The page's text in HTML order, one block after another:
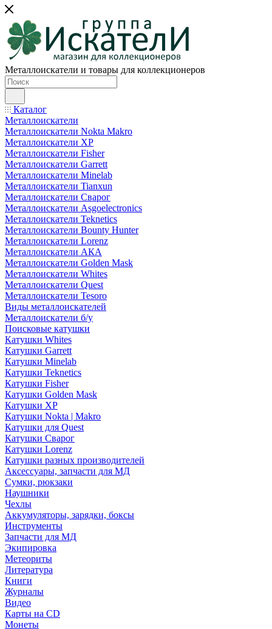
Металлоискатели и товары для коллекционеров
Каталог
Металлоискатели
Металлоискатели Nokta Makro
Металлоискатели XP
Металлоискатели Fisher
Металлоискатели Garrett
Металлоискатели Minelab
Металлоискатели Tianxun
Металлоискатели Сварог
Металлоискатели Asgoelectronics
Металлоискатели Teknetics
Металлоискатели Bounty Hunter
Металлоискатели Lorenz
Металлоискатели АКА
Металлоискатели Golden Mask
Металлоискатели Whites
Металлоискатели Quest
Металлоискатели Tesoro
Виды металлоискателей
Металлоискатели б/у
Поисковые катушки
Катушки Whites
Катушки Garrett
Катушки Minelab
Катушки Teknetics
Катушки Fisher
Катушки Golden Mask
Катушки XP
Катушки Nokta | Makro
Катушки для Quest
Катушки Сварог
Катушки Lorenz
Катушки разных производителей
Аксессуары, запчасти для МД
Сумки, рюкзаки
Наушники
Чехлы
Аккумуляторы, зарядки, боксы
Инструменты
Запчасти для МД
Экипировка
Метеориты
Литература
Книги
Журналы
Видео
Карты на CD
Монеты